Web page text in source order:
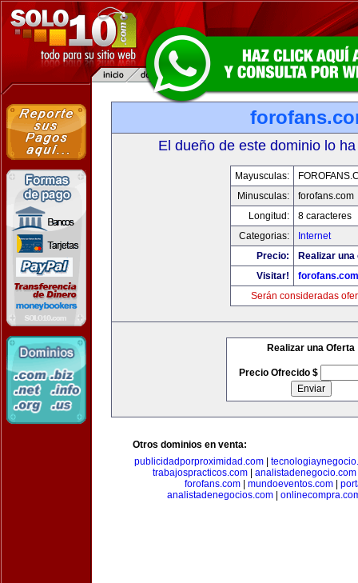
El dueño de este dominio lo
Mayusculas:
Minusculas:
forofans.com
Longitud:
8 caracteres
Categorias:
Internet
Precio:
Realizar
Visitar!
forofans.com
Serán consideradas
Realizar una Oferta
Precio Ofrecido $
Otros dominios en venta:
publicidadporproximidad.com|
trabajospracticos.com| analistadenegocio.com
forofans.com
mundoeventos.com
analistadenegocios.com